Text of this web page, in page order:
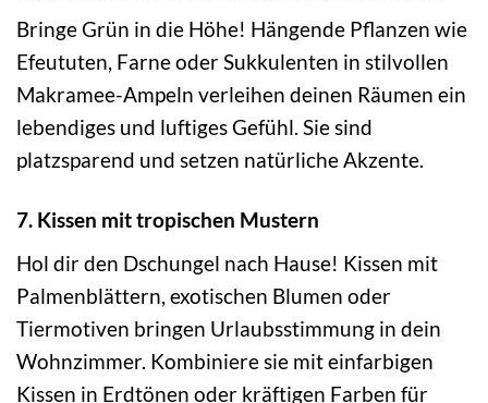
Bringe Grün in die Höhe! Hängende Pflanzen wie
Efeututen, Farne oder Sukkulenten in stilvollen
Makramee-Ampeln verleihen deinen Räumen ein
lebendiges und luftiges Gefühl. Sie sind
platzsparend und setzen natürliche Akzente.
7. Kissen mit tropischen Mustern
Hol dir den Dschungel nach Hause! Kissen mit
Palmenblättern, exotischen Blumen oder
Tiermotiven bringen Urlaubsstimmung in dein
Wohnzimmer. Kombiniere sie mit einfarbigen
Kissen in Erdtönen oder kräftigen Farben für